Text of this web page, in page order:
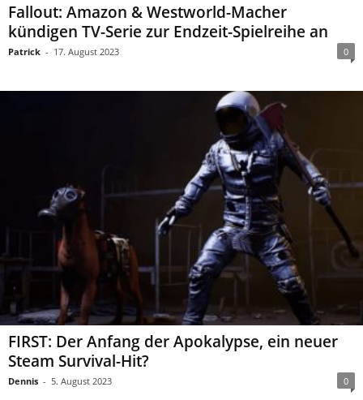
Fallout: Amazon & Westworld-Macher
kündigen TV-Serie zur Endzeit-Spielreihe an
Patrick - 17. August 2023 0
FIRST: Der Anfang der Apokalypse, ein neuer
Steam Survival-Hit?
Dennis - 5. August 2023 0